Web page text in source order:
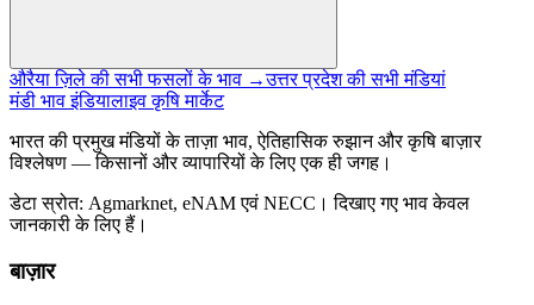
औरैया ज़िले की सभी फसलों के भाव →उत्तर प्रदेश की सभी मंडियां
मंडी भाव इंडियालाइव कृषि मार्केट
भारत की प्रमुख मंडियों के ताज़ा भाव, ऐतिहासिक रुझान और कृषि बाज़ार
विश्लेषण — किसानों और व्यापारियों के लिए एक ही जगह।
डेटा स्रोत: Agmarknet, eNAM एवं NECC। दिखाए गए भाव केवल
जानकारी के लिए हैं।
बाज़ार